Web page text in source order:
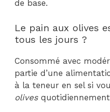
de base.
Le pain aux olives
tous les jours ?
Consommé avec
partie d’une
à la teneur en sel si
olives